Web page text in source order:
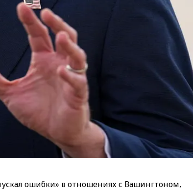
ошибки» в отношениях с Вашингтоном,